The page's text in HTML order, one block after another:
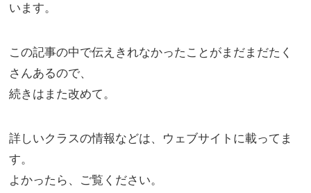
います。
この記事の中で伝えきれなかったことがまだまだたく
さんあるので、
続きはまた改めて。
詳しいクラスの情報などは、ウェブサイトに載ってま
す。
よかったら、ご覧ください。